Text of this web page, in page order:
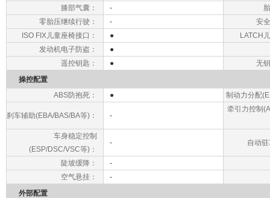
膝部气囊：
-
零胎压继续行驶：
-
安
ISO FIX儿童座椅接口：
●
LATCH
发动机电子防盗：
●
遥控钥匙：
●
无
操控配置
ABS防抱死：
● 制动力分配
刹车辅助(EBA/BAS/BA等)： -
牵引力控制
车身稳定控制
(ESP/DSC/VSC等)：
- 自动
陡坡缓降：
-
空气悬挂：
-
外部配置